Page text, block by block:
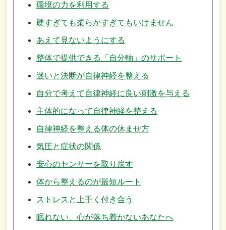
環境の力を利用する
硬すぎても柔らかすぎてもいけません
あえて見ないようにする
整体で提供できる「自分軸」のサポート
迷いと決断が自律神経を整える
自分で考えて自律神経に良い刺激を与える
主体的になって自律神経を整える
自律神経を整える体の休ませ方
気圧と症状の関係
安心のセンサーを取り戻す
体から整えるのが最短ルート
ストレスと上手く付き合う
眠れない、心が落ち着かないあなたへ